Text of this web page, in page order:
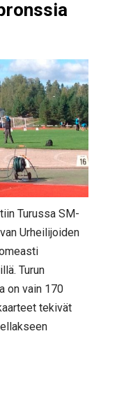
Turussa SM-
Urheilijoiden
Turun
on vain 170
tekivät